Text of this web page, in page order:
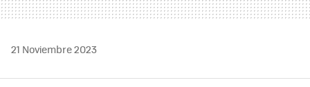
21 Noviembre 2023